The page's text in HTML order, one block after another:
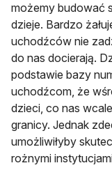
możemy budować
dzieje. Bardzo
uchodźców nie
do nas docierają.
podstawie bazy
uchodźcom, że
dzieci, co nas
granicy. Jednak
umożliwiłyby
rożnymi